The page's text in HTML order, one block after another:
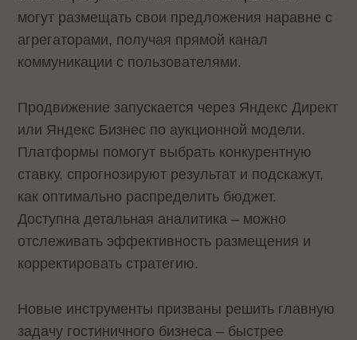
могут размещать свои предложения наравне с
агрегаторами, получая прямой канал
коммуникации с пользователями.
Продвижение запускается через Яндекс Директ
или Яндекс Бизнес по аукционной модели.
Платформы помогут выбрать конкурентную
ставку, спрогнозируют результат и подскажут,
как оптимально распределить бюджет.
Доступна детальная аналитика – можно
отслеживать эффективность размещения и
корректировать стратегию.
Новые инструменты призваны решить главную
задачу гостиничного бизнеса – быстрее